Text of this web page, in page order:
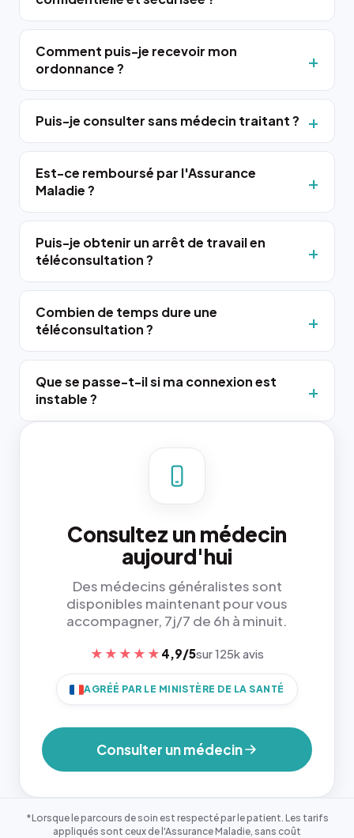
Comment puis-je recevoir mon
ordonnance ?
Puis-je consulter sans médecin traitant ?
Est-ce remboursé par l'Assurance
Maladie ?
Puis-je obtenir un arrêt de travail en
téléconsultation ?
Combien de temps dure une
téléconsultation ?
Que se passe-t-il si ma connexion est
instable ?
Consultez un médecin
aujourd'hui
Des médecins généralistes sont
disponibles maintenant pour vous
accompagner, 7j/7 de 6h à minuit.
★★★★★ 4,9/5sur 125k avis
AGRÉÉ PAR LE MINISTÈRE DE LA SANTÉ
Consulter un médecin
*Lorsque le parcours de soin est respecté par le patient. Les tarifs
appliqués sont ceux de l'Assurance Maladie, sans coût